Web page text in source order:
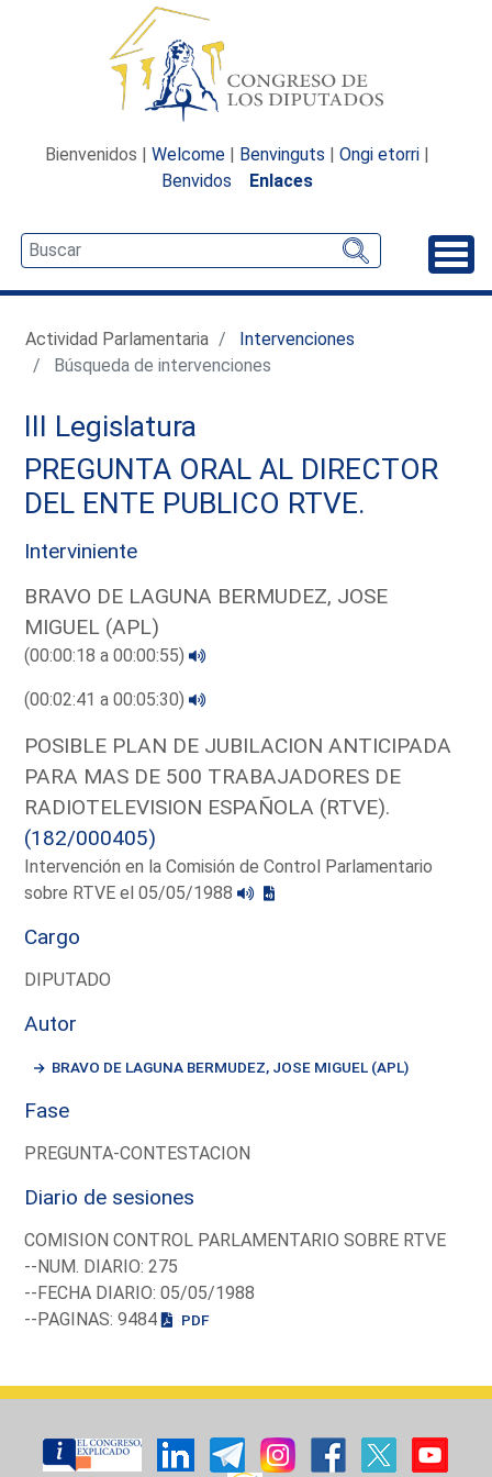
Bienvenidos | Welcome | Benvinguts | Ongi etorri |
Benvidos
Enlaces
Actividad Parlamentaria
Intervenciones
Búsqueda de intervenciones
III Legislatura
PREGUNTA ORAL AL DIRECTOR
DEL ENTE PUBLICO RTVE.
Interviniente
BRAVO DE LAGUNA BERMUDEZ, JOSE
MIGUEL (APL)
(00:00:18 a 00:00:55)
(00:02:41 a 00:05:30)
POSIBLE PLAN DE JUBILACION ANTICIPADA
PARA MAS DE 500 TRABAJADORES DE
RADIOTELEVISION ESPAÑOLA (RTVE).
(182/000405)
Intervención en la Comisión de Control Parlamentario
sobre RTVE el 05/05/1988
Cargo
DIPUTADO
Autor
BRAVO DE LAGUNA BERMUDEZ, JOSE MIGUEL (APL)
Fase
PREGUNTA-CONTESTACION
Diario de sesiones
COMISION CONTROL PARLAMENTARIO SOBRE RTVE
--NUM. DIARIO: 275
--FECHA DIARIO: 05/05/1988
--PAGINAS: 9484
PDF